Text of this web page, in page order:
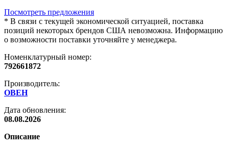
Посмотреть предложения
* В связи с текущей экономической ситуацией, поставка
позиций некоторых брендов США невозможна. Информацию
о возможности поставки уточняйте у менеджера.
Номенклатурный номер:
792661872
Производитель:
ОВЕН
Дата обновления:
08.08.2026
Описание